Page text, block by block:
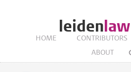
leidenlaw
HOME CONTRIBUTORS
ABOUT